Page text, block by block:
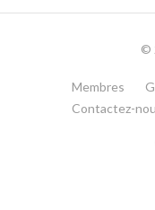
©
Membres
Contactez-